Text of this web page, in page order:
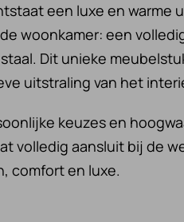
een luxe en warme
woonkamer: een
Dit unieke
uitstraling van het
keuzes en
volledig aansluit bij de
comfort en luxe.